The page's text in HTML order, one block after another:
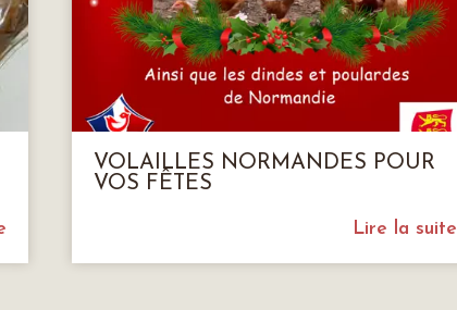
VOLAILLES NORMANDES POUR
VOS FÊTES
Lire la suite